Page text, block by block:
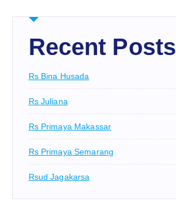
Recent Posts
Rs Bina Husada
Rs Juliana
Rs Primaya Makassar
Rs Primaya Semarang
Rsud Jagakarsa